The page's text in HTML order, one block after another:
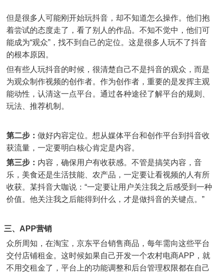
但是很多人可能刚开始玩抖音，却不知道怎么操作。他们抱
着尝试的态度走了，看了别人的作品。不知不觉中，他们可
能成为“观众”，找不到自己的定位。这是很多人玩不了抖音
的根本原因。
但有些人玩抖音的时候，很清楚自己不是抖音的观众，而是
为观众制作视频的创作者。作为创作者，重要的是发挥主观
能动性，认清这一点平台。通过各种途径了解平台的规则、
玩法、推荐机制。
第二步： 做好内容定位。想从媒体平台和创作平台到抖音收
获流量，一定要明白核心肯定是内容。
第三步： 内容，确保用户有收获感。不管是搞笑内容，音
乐，美食还是生活技能、农产品，一定要让看视频的人有所
收获。某抖音大咖说：“一定要让用户关注我之后感受到一种
价值。他关注我之后能得到什么，才是做抖音的关键点。”
三、 APP营销
众所周知，在淘宝，京东平台销售商品，每年需向这些平台
交付店铺租金。这时候如果自己开发一个农村电商APP ，就
不用交租金了，平台上的功能调整和后台管理权限都在自己